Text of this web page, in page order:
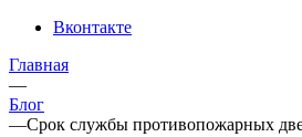
Вконтакте
Главная
—
Блог
—Срок службы противопожарных